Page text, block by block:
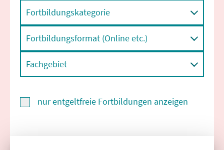
Fortbildungskategorie
Fortbildungsformat (Online etc.)
Fachgebiet
nur entgeltfreie Fortbildungen anzeigen